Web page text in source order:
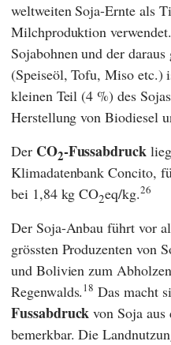
weltweiten Soja-Ernte als
Milchproduktion
Sojabohnen und der
(Speiseöl, Tofu, Miso etc.)
kleinen Teil (4 %) des
Herstellung von Biodiesel
Der CO2-Fussabdruck
KlimadatenbankConcito,
bei 1,84 kg CO2eq/kg.26
Der Soja-Anbau führt vor
grössten Produzenten von
und Bolivien zum
Regenwalds.18 Das macht
Fussabdruck von Soja
bemerkbar. Die